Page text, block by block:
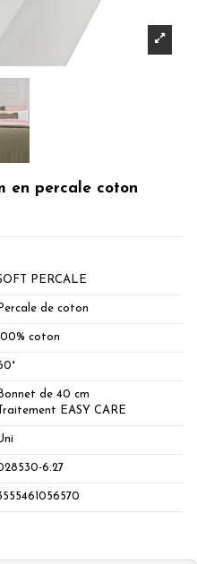
en percale coton
PERCALE
Percale de coton
coton
Bonnet de 40 cm
Traitement EASY CARE
6.27